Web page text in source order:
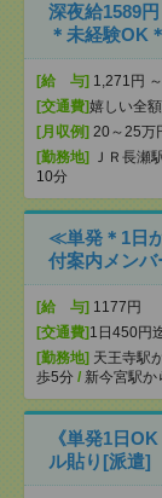
深夜給1589
＊未経験OK
[給 与] 1,271円
[交通費]嬉しい全
[月収例] 20～25万
[勤務地]
ＪＲ長瀬
10分
≪単発＊1日
付案内メン
[給 与] 1177円
[交通費] 1日450円
[勤務地] 天王寺駅
歩5分 / 新今宮駅か
《単発1日
ル貼り[派遣]